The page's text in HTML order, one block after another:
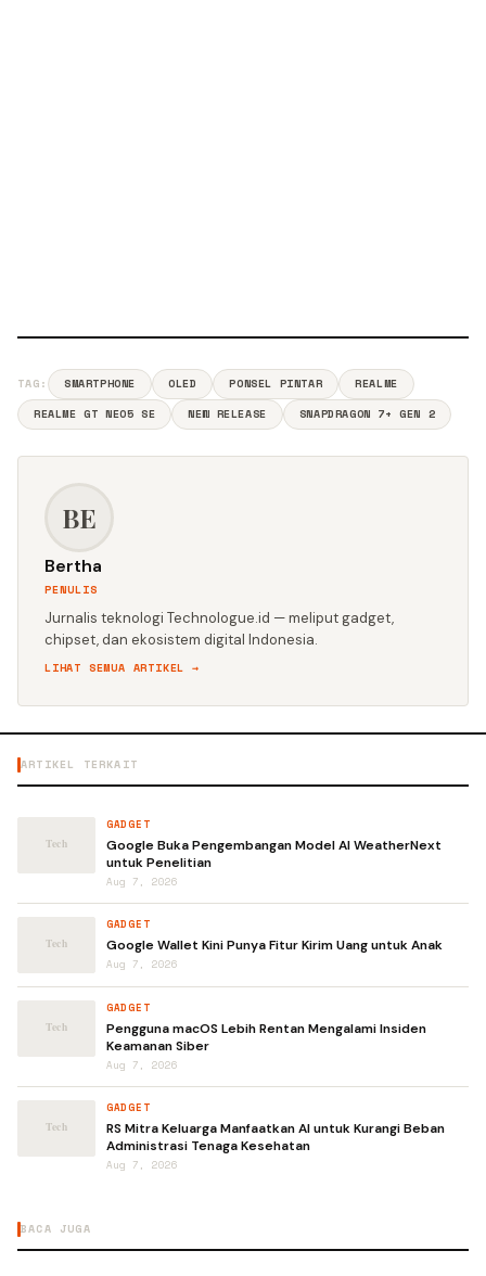
TAG: SMARTPHONE OLED PONSEL PINTAR
REALME
REALME GT NEO5 SE
NEW RELEASE SNAPDRAGON 7+ GEN 2
BE
Bertha
PENULIS
Jurnalis teknologi Technologue.id — meliput gadget,
chipset, dan ekosistem digital Indonesia.
LIHAT SEMUA ARTIKEL →
ARTIKEL TERKAIT
GADGET
Google Buka Pengembangan Model AI WeatherNext
untuk Penelitian
Aug 7, 2026
GADGET
Google Wallet Kini Punya Fitur Kirim Uang untuk Anak
Aug 7, 2026
GADGET
Pengguna macOS Lebih Rentan Mengalami Insiden
Keamanan Siber
Aug 7, 2026
GADGET
RS Mitra Keluarga Manfaatkan AI untuk Kurangi Beban
Administrasi Tenaga Kesehatan
Aug 7, 2026
BACA JUGA